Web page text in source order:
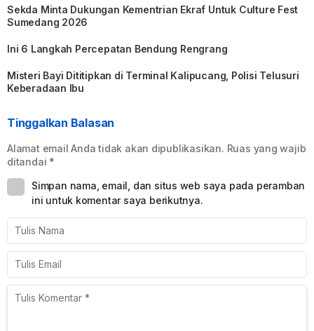
Sekda Minta Dukungan Kementrian Ekraf Untuk Culture Fest
Sumedang 2026
Ini 6 Langkah Percepatan Bendung Rengrang
Misteri Bayi Dititipkan di Terminal Kalipucang, Polisi Telusuri
Keberadaan Ibu
Tinggalkan Balasan
Alamat email Anda tidak akan dipublikasikan. Ruas yang wajib
ditandai *
Simpan nama, email, dan situs web saya pada peramban
ini untuk komentar saya berikutnya.